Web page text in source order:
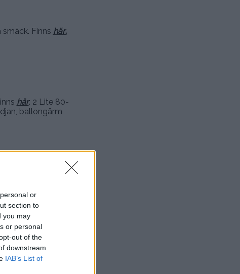
or
section to
you may
or personal
out of the
downstream
IAB’s List of
Finns här.
här. 2 Lite 80-
ballongärm